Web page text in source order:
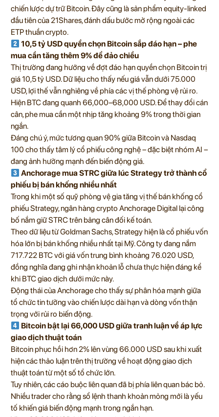
chiến lược dự trữ Bitcoin. Đây cũng là sản phẩm equity-linked
đầu tiên của 21Shares, đánh dấu bước mở rộng ngoài các
ETP thuần crypto.
10,5 tỷ USD quyền chọn Bitcoin sắp đáo hạn – phe
mua cần tăng thêm 9% để đảo chiều
Thị trường đang hướng về đợt đáo hạn quyền chọn Bitcoin trị
giá 10,5 tỷ USD. Dữ liệu cho thấy nếu giá vẫn dưới 75.000
USD, lợi thế vẫn nghiêng về phía các vị thế phòng vệ rủi ro.
Hiện BTC đang quanh 66,000–68,000 USD. Để thay đổi cán
cân, phe mua cần một nhịp tăng khoảng 9% trong thời gian
ngắn.
Đáng chú ý, mức tương quan 90% giữa Bitcoin và Nasdaq
100 cho thấy tâm lý cổ phiếu công nghệ – đặc biệt nhóm AI –
đang ảnh hưởng mạnh đến biến động giá.
Anchorage mua STRC giữa lúc Strategy trở thành cổ
phiếu bị bán khống nhiều nhất
Trong khi một số quỹ phòng vệ gia tăng vị thế bán khống cổ
phiếu Strategy, ngân hàng crypto Anchorage Digital lại công
bố nắm giữ STRC trên bảng cân đối kế toán.
Theo dữ liệu từ Goldman Sachs, Strategy hiện là cổ phiếu vốn
hóa lớn bị bán khống nhiều nhất tại Mỹ. Công ty đang nắm
717.722 BTC với giá vốn trung bình khoảng 76.020 USD,
đồng nghĩa đang ghi nhận khoản lỗ chưa thực hiện đáng kể
khi BTC giao dịch dưới mức này.
Động thái của Anchorage cho thấy sự phân hóa mạnh giữa
tổ chức tin tưởng vào chiến lược dài hạn và dòng vốn thận
trọng với rủi ro biến động.
Bitcoin bật lại 66,000 USD giữa tranh luận về áp lực
giao dịch thuật toán
Bitcoin phục hồi hơn 2% lên vùng 66.000 USD sau khi xuất
hiện các thảo luận trên thị trường về hoạt động giao dịch
thuật toán từ một số tổ chức lớn.
Tuy nhiên, các cáo buộc liên quan đã bị phía liên quan bác bỏ.
Nhiều trader cho rằng sổ lệnh thanh khoản mỏng mới là yếu
tố khiến giá biến động mạnh trong ngắn hạn.